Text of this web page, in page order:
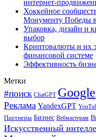
интернет-
Хоккейное
Монументу Победы
Упаковка, дизайн и
выбор
Криптовалюты и их
финансовой системе
Эффективность
Метки
#поиск ChatGPT Google
Реклама YandexGPT
Партнеры Бизнес Вебмастерам
Искусственный